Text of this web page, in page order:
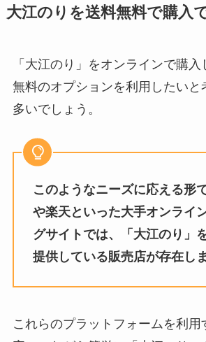
大江のりを送料無料で購入
「大江のり」をオンラインで購
無料のオプションを利用したいと
多いでしょう。
このようなニーズに応える形
や楽天といった大手オンライ
グサイトでは、「大江のり」
提供している販売店が存在しま
これらのプラットフォームを利用